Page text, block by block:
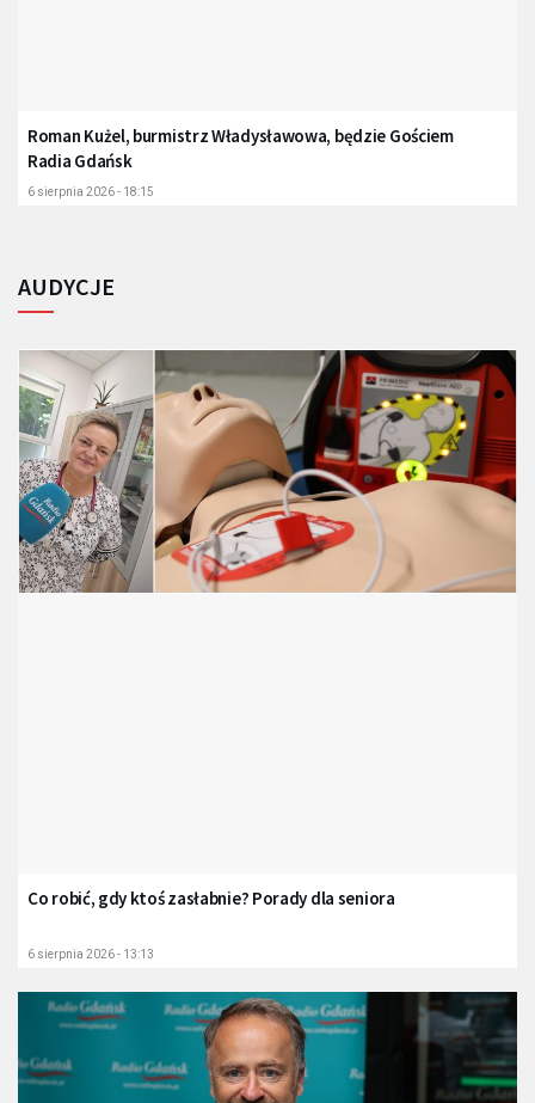
Roman Kużel, burmistrz Władysławowa, będzie Gościem
Radia Gdańsk
6 sierpnia 2026 - 18:15
AUDYCJE
Co robić, gdy ktoś zasłabnie? Porady dla seniora
6 sierpnia 2026 - 13:13